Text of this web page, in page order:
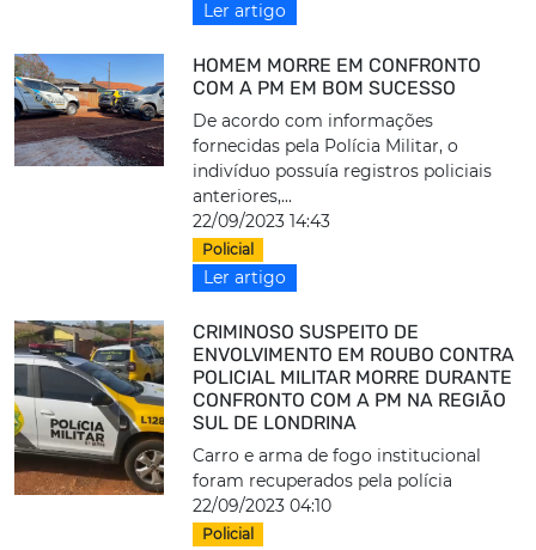
Ler artigo
HOMEM MORRE EM CONFRONTO
COM A PM EM BOM SUCESSO
De acordo com informações
fornecidas pela Polícia Militar, o
indivíduo possuía registros policiais
anteriores,...
22/09/2023 14:43
Policial
Ler artigo
CRIMINOSO SUSPEITO DE
ENVOLVIMENTO EM ROUBO CONTRA
POLICIAL MILITAR MORRE DURANTE
CONFRONTO COM A PM NA REGIÃO
SUL DE LONDRINA
Carro e arma de fogo institucional
foram recuperados pela polícia
22/09/2023 04:10
Policial